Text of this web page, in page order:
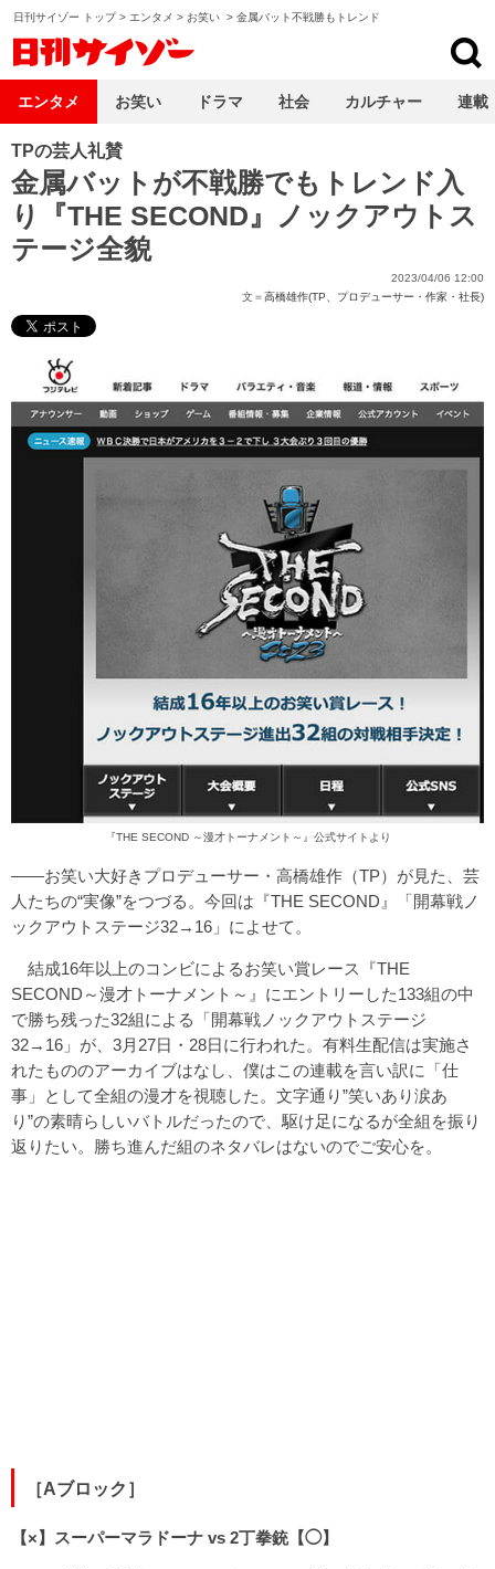
日刊サイゾー トップ> エンタメ > お笑い > 金属バット不戦勝もトレンド
TPの芸人礼賛
金属バットが不戦勝でもトレンド入
り『THE SECOND』ノックアウトス
テージ全貌
2023/04/06 12:00
文＝高橋雄作(TP、プロデューサー・作家・社長)
『THE SECOND ～漫才トーナメント～』公式サイトより
――お笑い大好きプロデューサー・高橋雄作（TP）が見た、芸
人たちの“実像”をつづる。今回は『THE SECOND』「開幕戦ノ
ックアウトステージ32→16」によせて。
結成16年以上のコンビによるお笑い賞レース『THE
SECOND～漫才トーナメント～』にエントリーした133組の中
で勝ち残った32組による「開幕戦ノックアウトステージ
32→16」が、3月27日・28日に行われた。有料生配信は実施さ
れたもののアーカイブはなし、僕はこの連載を言い訳に「仕
事」として全組の漫才を視聴した。文字通り”笑いあり涙あ
り”の素晴らしいバトルだったので、駆け足になるが全組を振り
返りたい。勝ち進んだ組のネタバレはないのでご安心を。
［Aブロック］
【×】スーパーマラドーナ vs 2丁拳銃【◯】
エンタメ お笑い ドラマ 社会 カルチャー 連載